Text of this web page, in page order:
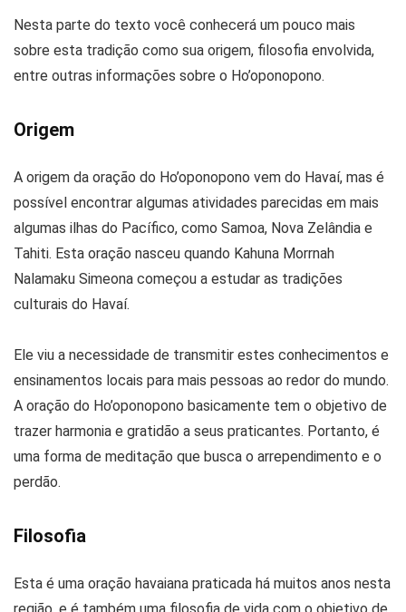
Nesta parte do texto você conhecerá um pouco mais
sobre esta tradição como sua origem, filosofia envolvida,
entre outras informações sobre o Ho’oponopono.
Origem
A origem da oração do Ho’oponopono vem do Havaí, mas é
possível encontrar algumas atividades parecidas em mais
algumas ilhas do Pacífico, como Samoa, Nova Zelândia e
Tahiti. Esta oração nasceu quando Kahuna Morrnah
Nalamaku Simeona começou a estudar as tradições
culturais do Havaí.
Ele viu a necessidade de transmitir estes conhecimentos e
ensinamentos locais para mais pessoas ao redor do mundo.
A oração do Ho’oponopono basicamente tem o objetivo de
trazer harmonia e gratidão a seus praticantes. Portanto, é
uma forma de meditação que busca o arrependimento e o
perdão.
Filosofia
Esta é uma oração havaiana praticada há muitos anos nesta
região, e é também uma filosofia de vida com o objetivo de